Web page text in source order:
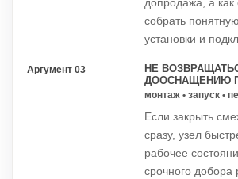
собрать
установки и
Аргумент 03
НЕ
ДООСНАЩЕНИЮ
монтаж • запуск •
Если закрыть
сразу, узел
рабочее
срочного добора